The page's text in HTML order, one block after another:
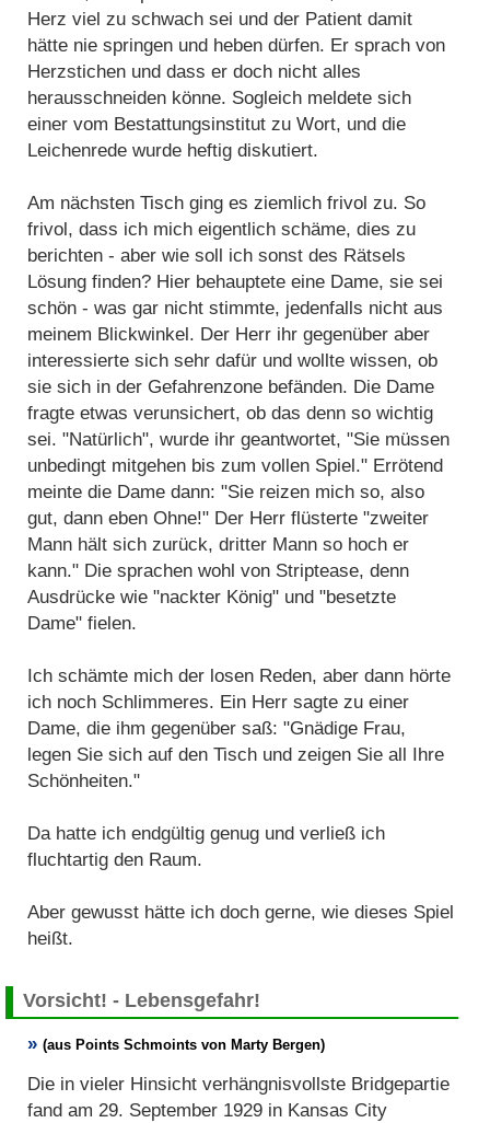
Herz viel zu schwach sei und der Patient damit
hätte nie springen und heben dürfen. Er sprach von
Herzstichen und dass er doch nicht alles
herausschneiden könne. Sogleich meldete sich
einer vom Bestattungsinstitut zu Wort, und die
Leichenrede wurde heftig diskutiert.
Am nächsten Tisch ging es ziemlich frivol zu. So
frivol, dass ich mich eigentlich schäme, dies zu
berichten - aber wie soll ich sonst des Rätsels
Lösung finden? Hier behauptete eine Dame, sie sei
schön - was gar nicht stimmte, jedenfalls nicht aus
meinem Blickwinkel. Der Herr ihr gegenüber aber
interessierte sich sehr dafür und wollte wissen, ob
sie sich in der Gefahrenzone befänden. Die Dame
fragte etwas verunsichert, ob das denn so wichtig
sei. "Natürlich", wurde ihr geantwortet, "Sie müssen
unbedingt mitgehen bis zum vollen Spiel." Errötend
meinte die Dame dann: "Sie reizen mich so, also
gut, dann eben Ohne!" Der Herr flüsterte "zweiter
Mann hält sich zurück, dritter Mann so hoch er
kann." Die sprachen wohl von Striptease, denn
Ausdrücke wie "nackter König" und "besetzte
Dame" fielen.
Ich schämte mich der losen Reden, aber dann hörte
ich noch Schlimmeres. Ein Herr sagte zu einer
Dame, die ihm gegenüber saß: "Gnädige Frau,
legen Sie sich auf den Tisch und zeigen Sie all Ihre
Schönheiten."
Da hatte ich endgültig genug und verließ ich
fluchtartig den Raum.
Aber gewusst hätte ich doch gerne, wie dieses Spiel
heißt.
Vorsicht! - Lebensgefahr!
(aus Points Schmoints von Marty Bergen)
Die in vieler Hinsicht verhängnisvollste Bridgepartie
fand am 29. September 1929 in Kansas City